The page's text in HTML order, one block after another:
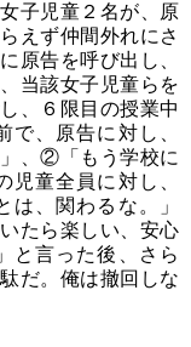
子児童２名が、原
えず仲間外れにさ
原告を呼び出し、
当該女子児童らを
、６限目の授業中
、原告に対し、
、②「もう学校に
童全員に対し、
、関わるな。」
たら楽しい、安心
と言った後、さら
だ。俺は撤回しな